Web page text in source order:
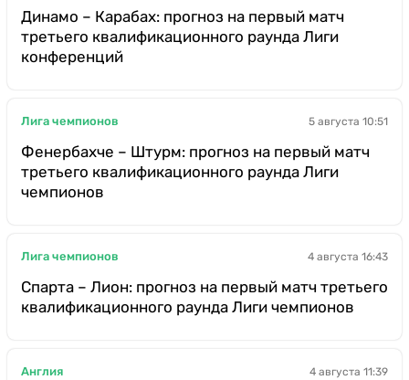
Динамо – Карабах: прогноз на первый матч
третьего квалификационного раунда Лиги
конференций
Лига чемпионов 5 августа 10:51
Фенербахче – Штурм: прогноз на первый матч
третьего квалификационного раунда Лиги
чемпионов
Лига чемпионов 4 августа 16:43
Спарта – Лион: прогноз на первый матч третьего
квалификационного раунда Лиги чемпионов
Англия 4 августа 11:39